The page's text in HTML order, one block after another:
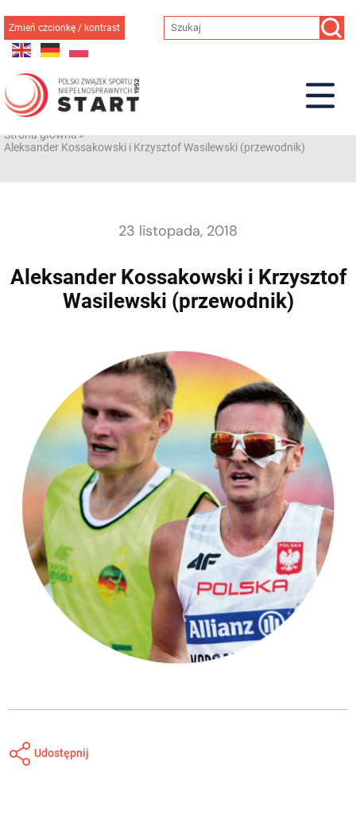
do
treści
Zmień czcionkę / kontrast
Strona główna»
Aleksander Kossakowski i Krzysztof Wasilewski (przewodnik)
23 listopada, 2018
Aleksander Kossakowski i Krzysztof
Wasilewski (przewodnik)
Udostępnij